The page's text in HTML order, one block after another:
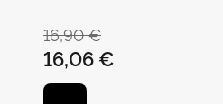
16,90 €
16,06 €